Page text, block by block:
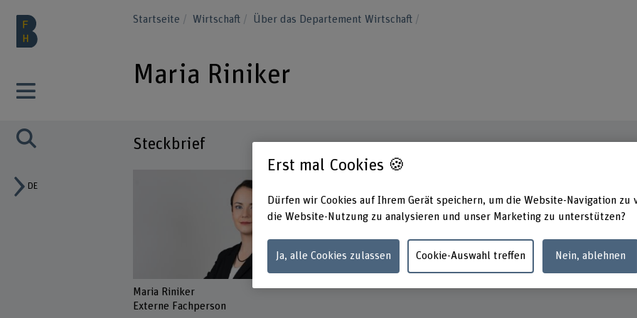
DE
Startseite Wirtschaft Über das Departement Wirtschaft
Maria Riniker
Steckbrief
Maria Riniker
Externe Fachperson
+41 31 848 58 14
www.bfh.ch/de/maria-riniker
Berner
3005
Erst mal Cookies 🍪
Dürfen wir Cookies auf Ihrem Gerät speichern, um die Website-Navigation zu
die Website-Nutzung zu analysieren und unser Marketing zu unterstützen?
Ja, alle Cookies zulassen Cookie-Auswahl treffen Nein, ablehnen